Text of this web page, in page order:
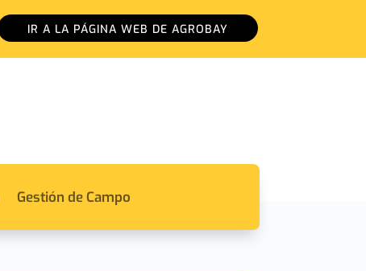
IR A LA PÁGINA WEB DE AGROBAY
Gestión de Campo